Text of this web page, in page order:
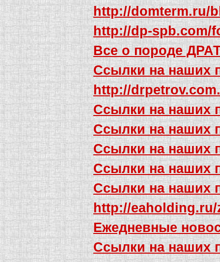
http://domterm.ru/
http://dp-spb.com/
Все о породе
Ссылки на наших
http://
Ссылки на наших
Ссылки на наших
Ссылки на наших
Ссылки на наших
Ссылки на наших
http://eaholding.ru/
Ежедневные
Ссылки на наших